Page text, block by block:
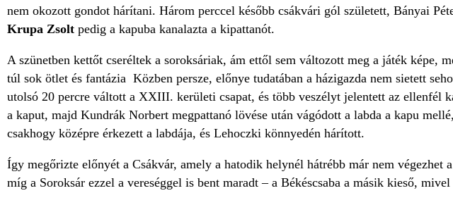
nem okozott gondot hárítani. Három perccel később csákvári gól született, Bányai
Krupa Zsoltpedig a kapuba kanalazta a kipattanót.
A szünetben kettőt cseréltek a soroksáriak, ám ettől sem változott meg a játék képe,
túl sok ötlet és fantázia Közben persze, előnye tudatában a házigazda nem sietett
utolsó 20 percre váltott a XXIII. kerületi csapat, és több veszélyt jelentett az ellenfél
a kaput, majd Kundrák Norbert megpattanó lövése után vágódott a labda a kapu
csakhogy középre érkezett a labdája, és Lehoczki könnyedén hárított.
Így megőrizte előnyét a Csákvár, amely a hatodik helynél hátrébb már nem végezhet
míg a Soroksár ezzel a vereséggel is bent maradt – a Békéscsaba a másik kieső,